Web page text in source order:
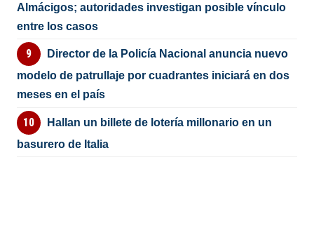
Almácigos; autoridades investigan posible vínculo
entre los casos
Director de la Policía Nacional anuncia nuevo
modelo de patrullaje por cuadrantes iniciará en dos
meses en el país
Hallan un billete de lotería millonario en un
basurero de Italia